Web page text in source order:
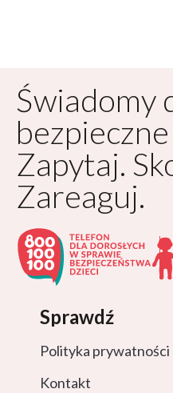
Świadomy
Zapytaj.
Zareaguj.
Sprawdź
Polityka prywatności
Kontakt